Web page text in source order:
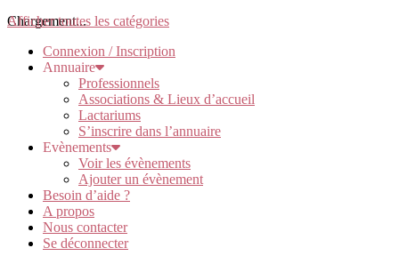
Chargement...
Afficher toutes les catégories
Connexion / Inscription
Annuaire
Professionnels
Associations & Lieux d’accueil
Lactariums
S’inscrire dans l’annuaire
Evènements
Voir les évènements
Ajouter un évènement
Besoin d’aide ?
A propos
Nous contacter
Se déconnecter